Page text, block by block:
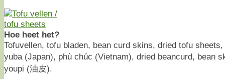
Hoe heet het?
Tofuvellen, tofu bladen, bean curd skins, dried tofu
yuba (Japan), phù chúc (Vietnam), dried beancurd, bean
youpi (油皮).